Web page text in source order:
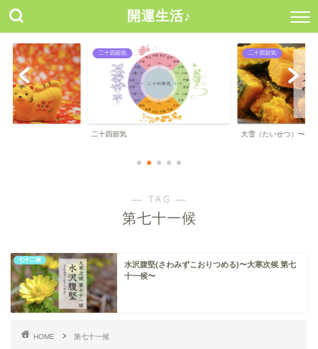
開運生活♪
二十四節気
二十四節気
二十四節気
大雪（たいせつ）〜二
― TAG ―
第七十一候
七十二候
水沢腹堅(さわみずこおりつめる)〜大寒次候 第七
十一候〜
HOME 第七十一候